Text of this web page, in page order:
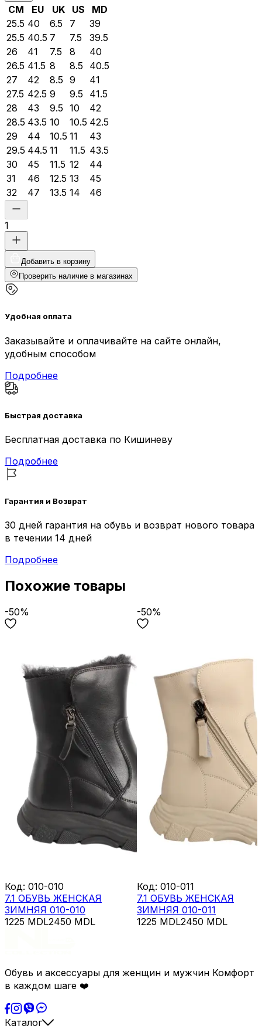
CM EU UK US
MD
25.5 40 6.5 7
39
25.5 40.5 7 7.5
39.5
26
41 7.5 8
40
26.5 41.5 8 8.5
40.5
27
42 8.5 9
41
27.5 42.5 9 9.5
41.5
28
43 9.5 10
42
28.5 43.5 10 10.5 42.5
29
44 10.5 11
43
29.5 44.5 11 11.5 43.5
30
45 11.5 12
44
31
46 12.5 13
45
32
47 13.5 14 46
1
Добавить в корзину
Проверить наличие в магазинах
Удобная оплата
Заказывайте и оплачивайте на сайте онлайн,
удобным способом
Подробнее
Быстрая доставка
Бесплатная доставка по Кишиневу
Подробнее
Гарантия и Возврат
30 дней гарантия на обувь и возврат нового товара
в течении 14 дней
Подробнее
Похожие товары
-50%
Код: 010-010
7.1 ОБУВЬ ЖЕНСКАЯ
ЗИМНЯЯ 010-010
1225 MDL2450 MDL
-50%
Код: 010-011
7.1 ОБУВЬ ЖЕНСКАЯ
ЗИМНЯЯ 010-011
1225 MDL2450 MDL
Обувь и аксессуары для женщин и мужчин Комфорт
в каждом шаге ❤️
Каталог